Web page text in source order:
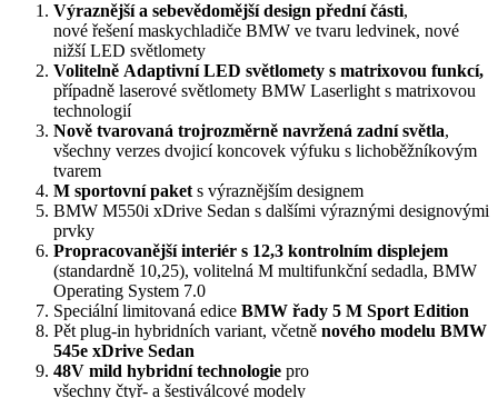
Výraznější a sebevědomější design přední části,
nové řešení maskychladiče BMW ve tvaru ledvinek, nové
nižší LED světlomety
Volitelně Adaptivní LED světlomety s matrixovou funkcí,
případně laserové světlomety BMW Laserlight s matrixovou
technologií
Nově tvarovaná trojrozměrně navržená zadní světla,
všechny verzes dvojicí koncovek výfuku s lichoběžníkovým
tvarem
M sportovní pakets výraznějším designem
BMW M550i xDrive Sedan s dalšími výraznými designovými
prvky
Propracovanější interiér s 12,3 kontrolním displejem
(standardně 10,25), volitelná M multifunkční sedadla, BMW
Operating System 7.0
Speciální limitovaná edice BMW řady 5 M Sport Edition
Pět plug-in hybridních variant, včetně nového modelu BMW
545e xDrive Sedan
48V mild hybridní technologie pro
všechny čtyř- a šestiválcové modely